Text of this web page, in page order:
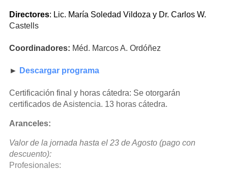
Directores: Lic. María Soledad Vildoza y Dr. Carlos W.
Castells
Coordinadores: Méd. Marcos A. Ordóñez
► Descargar programa
Certificación final y horas cátedra: Se otorgarán
certificados de Asistencia. 13 horas cátedra.
Aranceles:
Valor de la jornada hasta el 23 de Agosto (pago con
descuento):
Profesionales: